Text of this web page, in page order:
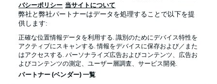
Official Partners
バシーポリシー 当サイトについて
弊社と弊社パートナーはデータを処理することで以下を提
供します:
正確な位置情報データを利用する. 識別のためにデバイス特性を
アクティブにスキャンする. 情報をデバイスに保存および／また
はアクセスする. パーソナライズ広告およびコンテンツ、広告お
よびコンテンツの測定、ユーザー層調査、サービス開発.
パートナー (ベンダー) 一覧